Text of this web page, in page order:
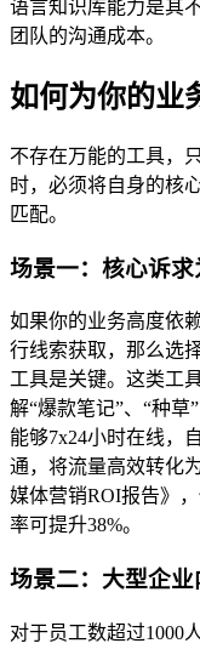
语言知识库能力是其
团队的沟通成本。
如何为你的业
不存在万能的工具，
时，必须将自身的核
匹配。
场景一：核心诉
如果你的业务高度依
行线索获取，那么选
工具是关键。这类工
解“爆款笔记”、“种草
能够7x24小时在线，
通，将流量高效转化
媒体营销ROI报告》
率可提升38%。
场景二：大型企
对于员工数超过1000